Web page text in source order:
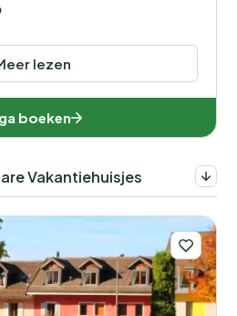
lezen
boeken
Vakantiehuisjes